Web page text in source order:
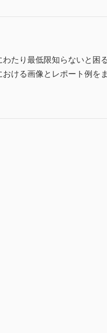
たり最低限知らないと困
ける画像とレポート例を